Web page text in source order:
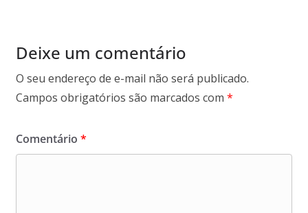
Deixe um comentário
O seu endereço de e-mail não será publicado.
Campos obrigatórios são marcados com *
Comentário *